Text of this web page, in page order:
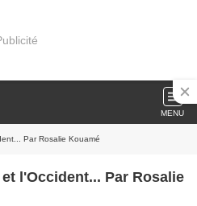
MENU
Par Rosalie Kouamé
l'Occident... Par Rosalie